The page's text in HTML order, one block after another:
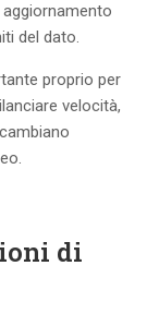
del dato.
proprio per
velocità,
di